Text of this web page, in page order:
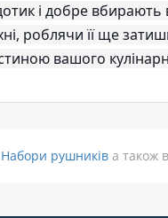
і добре вбирають
роблячи її ще
вашого
Набори рушників а також